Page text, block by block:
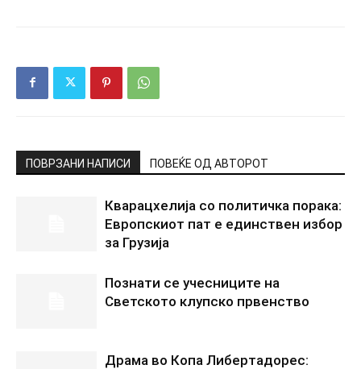
ПОВРЗАНИ НАПИСИ ПОВЕЌЕ ОД АВТОРОТ
Кварацхелија со политичка порака:
Европскиот пат е единствен избор
за Грузија
Познати се учесниците на
Светското клупско првенство
Драма во Копа Либертадорес: